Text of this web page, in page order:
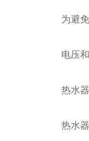
为避
电压
热水
热水